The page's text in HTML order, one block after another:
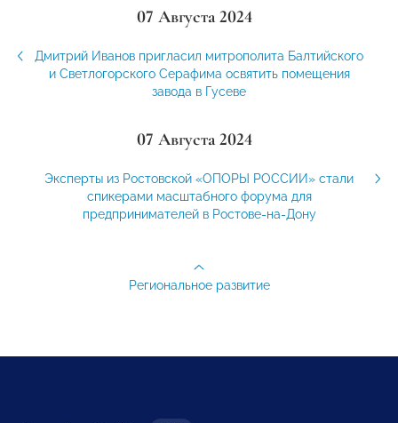
07 Августа 2024
Дмитрий Иванов пригласил митрополита Балтийского
и Светлогорского Серафима освятить помещения
завода в Гусеве
07 Августа 2024
Эксперты из Ростовской «ОПОРЫ РОССИИ» стали
спикерами масштабного форума для
предпринимателей в Ростове-на-Дону
Региональное развитие